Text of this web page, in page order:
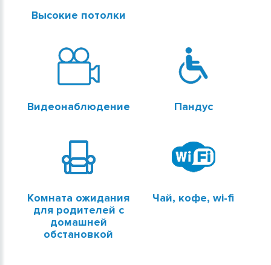
Высокие потолки
Видеонаблюдение Пандус
Комната ожидания
для родителей с
домашней
обстановкой
Чай, кофе, wi-fi